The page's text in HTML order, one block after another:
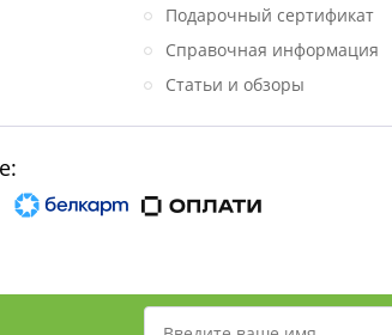
Подарочный сертификат
Справочная информация
Статьи и обзоры